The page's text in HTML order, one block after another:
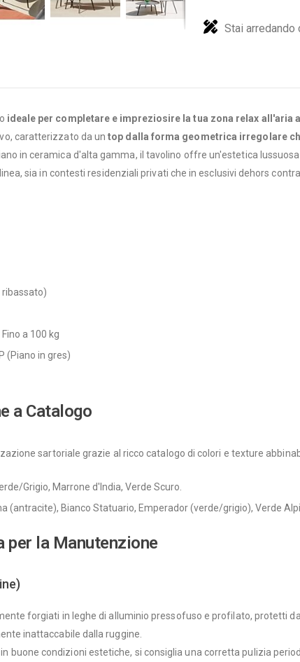
Stai arredando
ideale per completare e impreziosire la tua zona relax all'aria
caratterizzato da untop dalla forma geometrica irregolare
in ceramica d'alta gamma, il tavolino offre un'estetica
sia in contesti residenziali privati che in esclusivi dehors
a 100 kg
(Piano in gres)
a Catalogo
sartoriale grazie al ricco catalogo di colori e texture
Grigio, Marrone d'India, Verde Scuro.
(antracite), Bianco Statuario, Emperador (verde/grigio), Verde Alpi.
per la Manutenzione
forgiati in leghe di alluminio pressofuso e profilato, protetti
inattaccabile dalla ruggine.
buone condizioni estetiche, si consiglia una corretta pulizia